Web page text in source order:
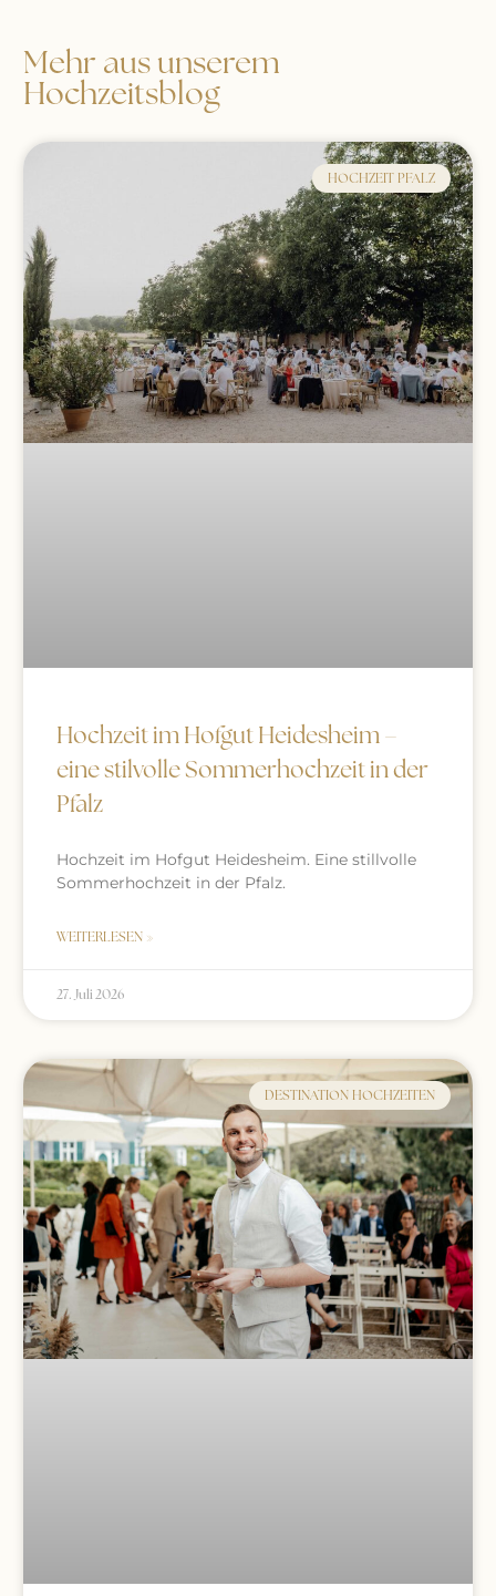
Mehr aus unserem
Hochzeitsblog
HOCHZEIT PFALZ
Hochzeit im Hofgut Heidesheim –
eine stilvolle Sommerhochzeit in der
Pfalz
Hochzeit im Hofgut Heidesheim. Eine stillvolle
Sommerhochzeit in der Pfalz.
WEITERLESEN »
27. Juli 2026
DESTINATION HOCHZEITEN